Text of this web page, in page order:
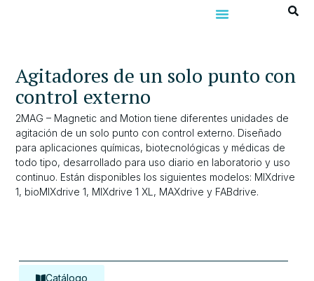
Agitadores de un solo punto con
control externo
2MAG – Magnetic and Motion tiene diferentes unidades de
agitación de un solo punto con control externo. Diseñado
para aplicaciones químicas, biotecnológicas y médicas de
todo tipo, desarrollado para uso diario en laboratorio y uso
continuo. Están disponibles los siguientes modelos: MIXdrive
1, bioMIXdrive 1, MIXdrive 1 XL, MAXdrive y FABdrive.
Catálogo